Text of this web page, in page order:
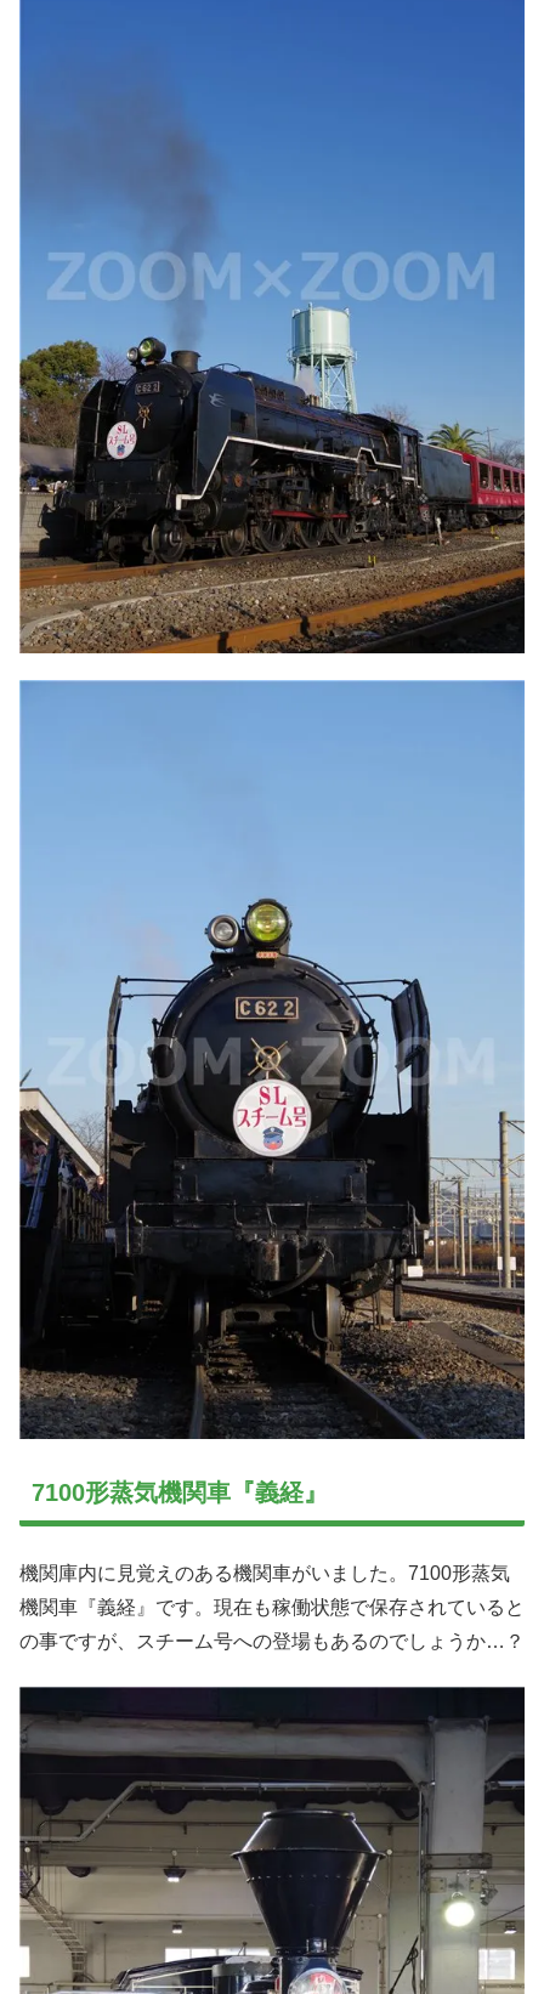
7100形蒸気機関車『義経』
機関庫内に見覚えのある機関車がいました。7100形蒸気
機関車『義経』です。現在も稼働状態で保存されていると
の事ですが、スチーム号への登場もあるのでしょうか…？